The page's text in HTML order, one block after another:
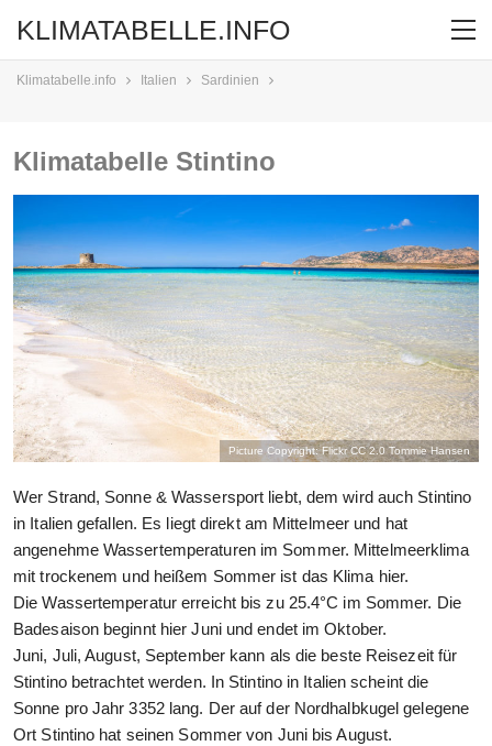
KLIMATABELLE.INFO
Klimatabelle.info Italien Sardinien
Klimatabelle Stintino
Picture Copyright: Flickr CC 2.0Tommie Hansen
Wer Strand, Sonne & Wassersport liebt, dem wird auch Stintino
in Italien gefallen. Es liegt direkt am Mittelmeer und hat
angenehme Wassertemperaturen im Sommer. Mittelmeerklima
mit trockenem und heißem Sommer ist das Klima hier.
Die Wassertemperatur erreicht bis zu 25.4°C im Sommer. Die
Badesaison beginnt hier Juni und endet im Oktober.
Juni, Juli, August, September kann als die beste Reisezeit für
Stintino betrachtet werden. In Stintino in Italien scheint die
Sonne pro Jahr 3352 lang. Der auf der Nordhalbkugel gelegene
Ort Stintino hat seinen Sommer von Juni bis August.